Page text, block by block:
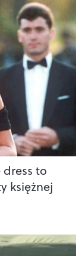
to
księżnej